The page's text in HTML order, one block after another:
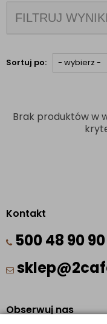
FILTRUJ WYNIKI
Sortuj po:
Brak produktów w
Kontakt
500 48 90 90
Obserwuj nas